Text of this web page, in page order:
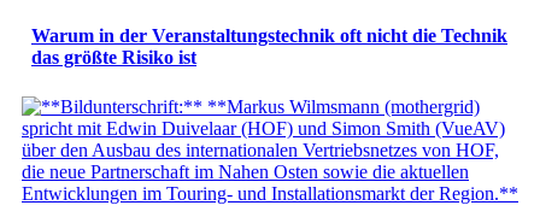
Warum in der Veranstaltungstechnik oft nicht die Technik
das größte Risiko ist